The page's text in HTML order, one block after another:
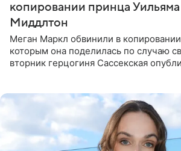
копировании принца
Миддлтон
Меган Маркл обвинили в копировании
которым она поделилась по случаю
вторник герцогиня Сассекская